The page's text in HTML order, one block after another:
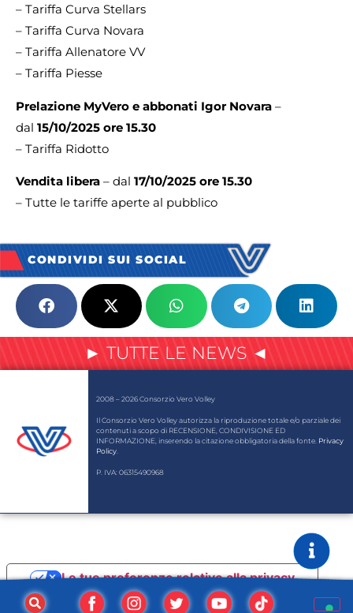
– Tariffa Curva Stellars
– Tariffa Curva Novara
– Tariffa Allenatore VV
– Tariffa Piesse
Prelazione MyVero e abbonati Igor Novara –
dal 15/10/2025 ore 15.30
– Tariffa Ridotto
Vendita libera – dal 17/10/2025 ore 15.30
– Tutte le tariffe aperte al pubblico
CONDIVIDI SUI SOCIAL
► TUTTE LE NEWS ◄
2008 – 2026 Consorzio Vero Volley
Il Consorzio Vero Volley autorizza la riproduzione totale e/o parziale dei
contenuti a scopo di RECENSIONE, CONDIVISIONE ED
INFORMAZIONE, inserendo la citazione obbligatoria della fonte. Privacy
Policy
P. IVA: 06315490968
Informativa sulla raccolta
Le tue preferenze relative alla privacy